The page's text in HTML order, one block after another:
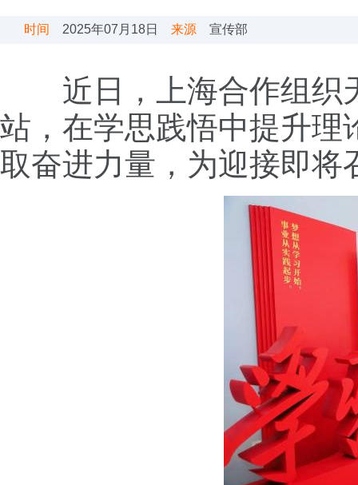
时间 2025年07月18日 来源 宣传部
近日，上海合作组织天
站，在学思践悟中提升理
取奋进力量，为迎接即将